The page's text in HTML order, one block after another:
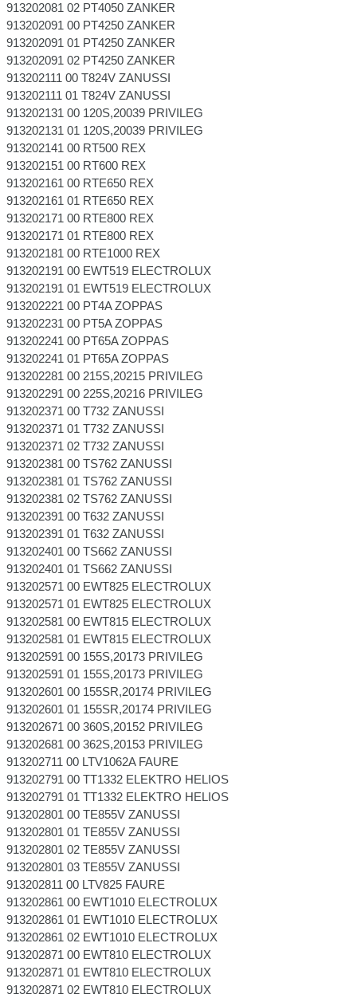
913202081 02 PT4050 ZANKER
913202091 00 PT4250 ZANKER
913202091 01 PT4250 ZANKER
913202091 02 PT4250 ZANKER
913202111 00 T824V ZANUSSI
913202111 01 T824V ZANUSSI
913202131 00 120S,20039 PRIVILEG
913202131 01 120S,20039 PRIVILEG
913202141 00 RT500 REX
913202151 00 RT600 REX
913202161 00 RTE650 REX
913202161 01 RTE650 REX
913202171 00 RTE800 REX
913202171 01 RTE800 REX
913202181 00 RTE1000 REX
913202191 00 EWT519 ELECTROLUX
913202191 01 EWT519 ELECTROLUX
913202221 00 PT4A ZOPPAS
913202231 00 PT5A ZOPPAS
913202241 00 PT65A ZOPPAS
913202241 01 PT65A ZOPPAS
913202281 00 215S,20215 PRIVILEG
913202291 00 225S,20216 PRIVILEG
913202371 00 T732 ZANUSSI
913202371 01 T732 ZANUSSI
913202371 02 T732 ZANUSSI
913202381 00 TS762 ZANUSSI
913202381 01 TS762 ZANUSSI
913202381 02 TS762 ZANUSSI
913202391 00 T632 ZANUSSI
913202391 01 T632 ZANUSSI
913202401 00 TS662 ZANUSSI
913202401 01 TS662 ZANUSSI
913202571 00 EWT825 ELECTROLUX
913202571 01 EWT825 ELECTROLUX
913202581 00 EWT815 ELECTROLUX
913202581 01 EWT815 ELECTROLUX
913202591 00 155S,20173 PRIVILEG
913202591 01 155S,20173 PRIVILEG
913202601 00 155SR,20174 PRIVILEG
913202601 01 155SR,20174 PRIVILEG
913202671 00 360S,20152 PRIVILEG
913202681 00 362S,20153 PRIVILEG
913202711 00 LTV1062A FAURE
913202791 00 TT1332 ELEKTRO HELIOS
913202791 01 TT1332 ELEKTRO HELIOS
913202801 00 TE855V ZANUSSI
913202801 01 TE855V ZANUSSI
913202801 02 TE855V ZANUSSI
913202801 03 TE855V ZANUSSI
913202811 00 LTV825 FAURE
913202861 00 EWT1010 ELECTROLUX
913202861 01 EWT1010 ELECTROLUX
913202861 02 EWT1010 ELECTROLUX
913202871 00 EWT810 ELECTROLUX
913202871 01 EWT810 ELECTROLUX
913202871 02 EWT810 ELECTROLUX